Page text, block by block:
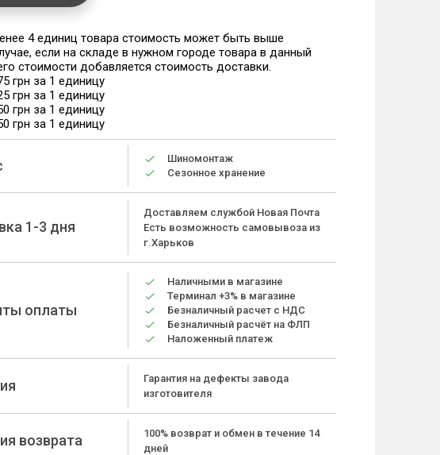
4 единиц товара стоимость может быть выше
если на складе в нужном городе товара в данный
стоимости добавляется стоимость доставки.
грн за 1 единицу
грн за 1 единицу
грн за 1 единицу
грн за 1 единицу
Шиномонтаж
Сезонное хранение
1-3 дня
Доставляем службой Новая Почта
Есть возможность самовывоза из
г.Харьков
оплаты
Наличными в магазине
Терминал +3% в магазине
Безналичный расчет с НДС
Безналичный расчёт на ФЛП
Наложенный платеж
Гарантия на дефекты завода
изготовителя
возврата
100% возврат и обмен в течение 14
дней